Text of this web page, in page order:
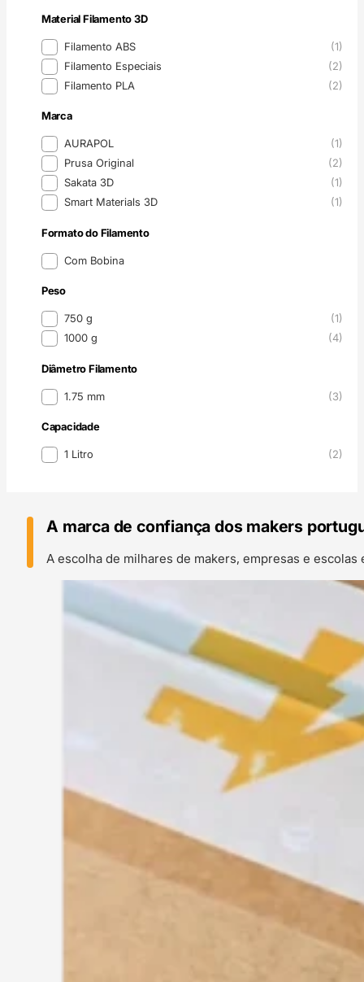
Material Filamento 3D
Material Filamento 3D
Filamento ABS
(1)
Filamento Especiais
(2)
Filamento PLA
(2)
Marca
MarcaAURAPOL
(1)
Prusa Original
(2)
Sakata 3D
(1)
Smart Materials 3D
(1)
Formato do Filamento
Formato do Filamento
Com Bobina
Peso
Peso750 g
(1)
1000 g
(4)
Diâmetro Filamento
Diâmetro Filamento
1.75 mm (3)
Capacidade
Capacidade
1 Litro (2)
A marca de confiança dos makers
A escolha de milhares de makers, empresas e escolas